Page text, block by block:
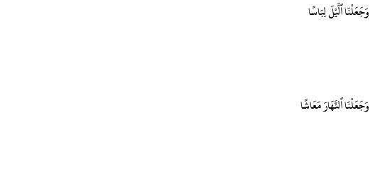
وَجَعَلْنَا ٱلَّيْلَ لِبَاسًا
وَجَعَلْنَا ٱلنَّهَارَ مَعَاشًا